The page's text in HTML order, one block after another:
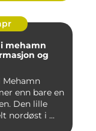
mehamn
og
enn bare en
Den lille
nordøst i ...